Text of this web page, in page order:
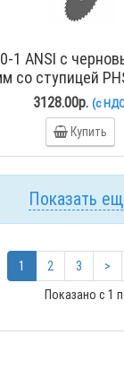
1 ANSI с
со ступицей
3128.00р. (с
Купить
Показать
1 2 3 >
Показано с 1